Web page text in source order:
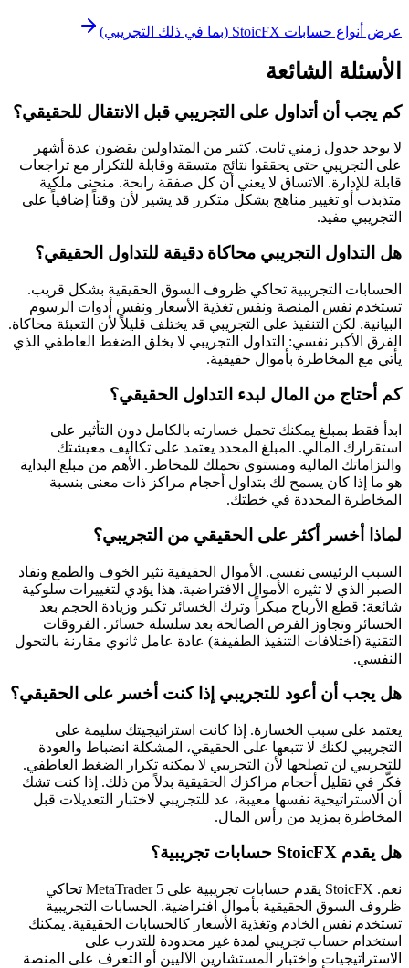
عرض أنواع حسابات StoicFX (بما في ذلك التجريبي)
الأسئلة الشائعة
كم يجب أن أتداول على التجريبي قبل الانتقال للحقيقي؟
لا يوجد جدول زمني ثابت. كثير من المتداولين يقضون عدة أشهر
على التجريبي حتى يحققوا نتائج متسقة وقابلة للتكرار مع تراجعات
قابلة للإدارة. الاتساق لا يعني أن كل صفقة رابحة. منحنى ملكية
متذبذب أو تغيير مناهج بشكل متكرر قد يشير لأن وقتاً إضافياً على
التجريبي مفيد.
هل التداول التجريبي محاكاة دقيقة للتداول الحقيقي؟
الحسابات التجريبية تحاكي ظروف السوق الحقيقية بشكل قريب.
تستخدم نفس المنصة ونفس تغذية الأسعار ونفس أدوات الرسوم
البيانية. لكن التنفيذ على التجريبي قد يختلف قليلاً لأن التعبئة محاكاة.
الفرق الأكبر نفسي: التداول التجريبي لا يخلق الضغط العاطفي الذي
يأتي مع المخاطرة بأموال حقيقية.
كم أحتاج من المال لبدء التداول الحقيقي؟
ابدأ فقط بمبلغ يمكنك تحمل خسارته بالكامل دون التأثير على
استقرارك المالي. المبلغ المحدد يعتمد على تكاليف معيشتك
والتزاماتك المالية ومستوى تحملك للمخاطر. الأهم من مبلغ البداية
هو ما إذا كان يسمح لك بتداول أحجام مراكز ذات معنى بنسبة
المخاطرة المحددة في خطتك.
لماذا أخسر أكثر على الحقيقي من التجريبي؟
السبب الرئيسي نفسي. الأموال الحقيقية تثير الخوف والطمع ونفاد
الصبر الذي لا تثيره الأموال الافتراضية. هذا يؤدي لتغييرات سلوكية
شائعة: قطع الأرباح مبكراً وترك الخسائر تكبر وزيادة الحجم بعد
الخسائر وتجاوز الفرص الصالحة بعد سلسلة خسائر. الفروقات
التقنية (اختلافات التنفيذ الطفيفة) عادة عامل ثانوي مقارنة بالتحول
النفسي.
هل يجب أن أعود للتجريبي إذا كنت أخسر على الحقيقي؟
يعتمد على سبب الخسارة. إذا كانت استراتيجيتك سليمة على
التجريبي لكنك لا تتبعها على الحقيقي، المشكلة انضباط والعودة
للتجريبي لن تصلحها لأن التجريبي لا يمكنه تكرار الضغط العاطفي.
فكّر في تقليل أحجام مراكزك الحقيقية بدلاً من ذلك. إذا كنت تشك
أن الاستراتيجية نفسها معيبة، عد للتجريبي لاختبار التعديلات قبل
المخاطرة بمزيد من رأس المال.
هل يقدم StoicFX حسابات تجريبية؟
نعم. StoicFX يقدم حسابات تجريبية على MetaTrader 5 تحاكي
ظروف السوق الحقيقية بأموال افتراضية. الحسابات التجريبية
تستخدم نفس الخادم وتغذية الأسعار كالحسابات الحقيقية. يمكنك
استخدام حساب تجريبي لمدة غير محدودة للتدرب على
الاستراتيجيات واختبار المستشارين الآليين أو التعرف على المنصة